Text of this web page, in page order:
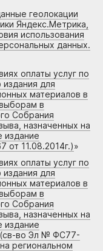
геолокации
Яндекс.Метрика,
использования
данных.
оплаты услуг по
для
материалов в
в
Собрания
назначенных на
издание
11.08.2014г.)»
оплаты услуг по
для
материалов в
в
Собрания
назначенных на
издание
(св-во Эл № ФС77-
региональном